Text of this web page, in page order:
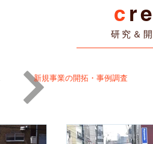
c
研究＆
新規事業の開拓・事例調査